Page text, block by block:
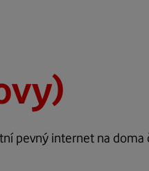
pevný internet na doma